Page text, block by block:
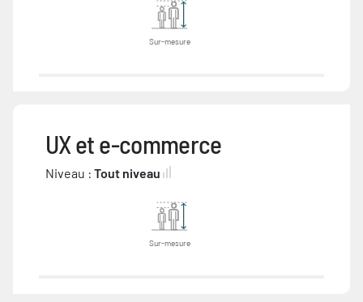
Sur-mesure
UX et e-commerce
Niveau : Tout niveau
Sur-mesure